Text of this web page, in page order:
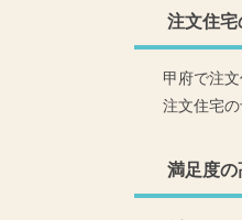
注文住宅
甲府で注
注文住宅
満足度の